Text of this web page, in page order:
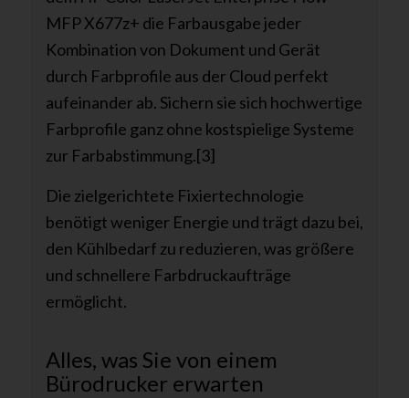
MFP X677z+ die Farbausgabe jeder
Kombination von Dokument und Gerät
durch Farbprofile aus der Cloud perfekt
aufeinander ab. Sichern sie sich hochwertige
Farbprofile ganz ohne kostspielige Systeme
zur Farbabstimmung.[3]
Die zielgerichtete Fixiertechnologie
benötigt weniger Energie und trägt dazu bei,
den Kühlbedarf zu reduzieren, was größere
und schnellere Farbdruckaufträge
ermöglicht.
Alles, was Sie von einem
Bürodrucker erwarten